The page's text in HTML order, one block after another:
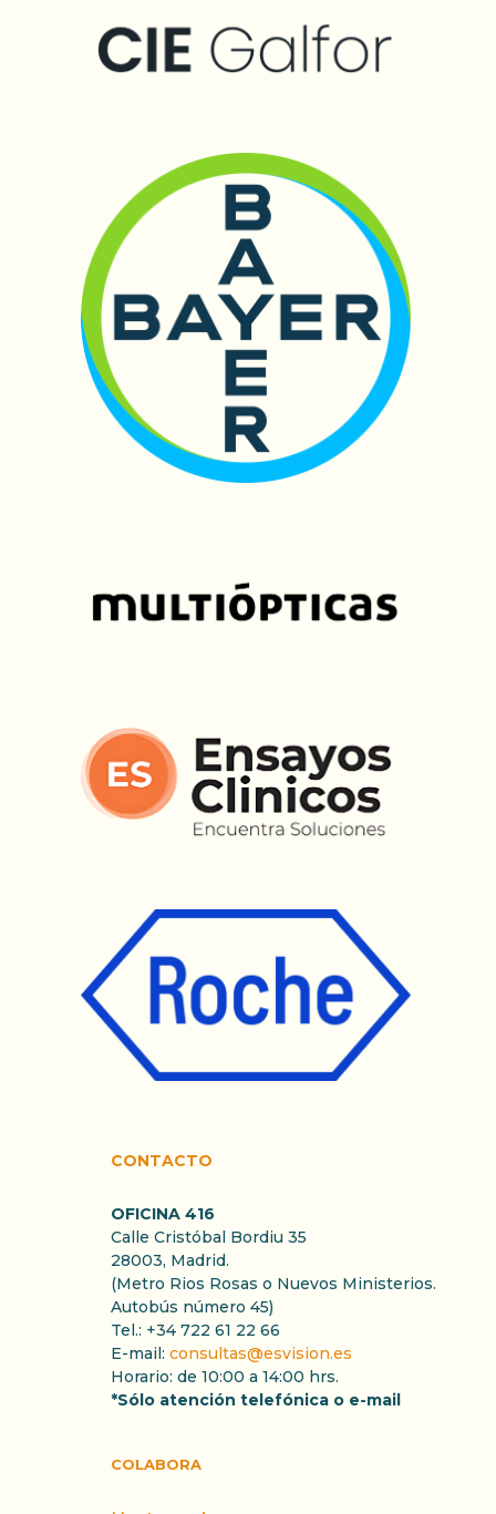
CONTACTO
OFICINA 416
Calle Cristóbal Bordiu 35
28003, Madrid.
(Metro Rios Rosas o Nuevos Ministerios.
Autobús número 45)
Tel.: +34 722 61 22 66
E-mail: consultas@esvision.es
Horario: de 10:00 a 14:00 hrs.
*Sólo atención telefónica o e-mail
COLABORA